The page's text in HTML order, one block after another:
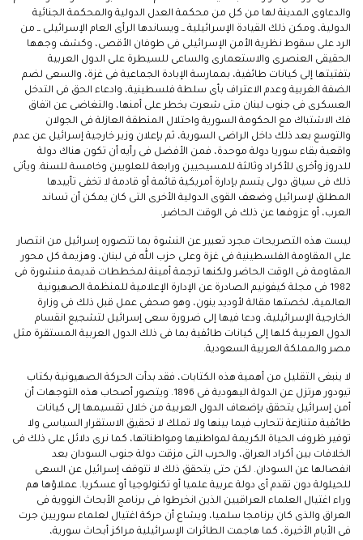
والدعاوى المدينة لها من كل من محكمة العدل الدولية والمحكمة الجنائية
الدولية، ومكن ذلك القيادة الإسرائيلية ــ ويساندها الرأى العام الإسرائيلى ــ من
الرد على سقوط نظرية الأمن الإسرائيلى فى طوفان الأقصى، وكشف وجهها
الحقيقى العنصرى والاستعمارى والساعى للسيطرة على الدول العربية
بتفتيتها إلى كيانات طائفية، بممارسة الإبادة الجماعية فى غزة، والسعى لضم
الضفة الغربية وعدم الاعتراف بأى سلطة فلسطينية، وادعاء الحق فى التدخل
العسكرى فى جنوب لبنان متى شعرت بخطر على أمنها، والتغاضى عن اتفاق
فك الاشتباك مع الحكومة السورية واحتلال المنطقة العازلة فى الجولان
والتوسع بعد ذلك داخل الراضى السورية، ثم بإعلان وزير خارجية إسرائيل عن عدم
واقعية بقاء سوريا دولة موحدة، فمن الأفضل فى رأيه أن تكون هناك دولة
للدروز وأخرى للأكراد وثالثة للمسيحيين ورابعة للعلويين وخامسة للسنة. ويأتى
ذلك فى سياق دولى يتسم بإدارة أمريكية قائمة أو قادمة لا تخفى تأييدها
المطلق لإسرائيل وضعف القوى الدولية الأخرى التى كان يمكن أن تساند
العرب، أو عزوفها عن ذلك فى الوقت الحاضر.
‎ليست هذه التصريحات مجرد تعبير عن النشوة بما تتصوره إسرائيل من انتصار
على المقاومة الفلسطينية فى غزة وعلى حزب الله فى لبنان، وهزيمة كل محور
المقاومة فى الوقت الحاضر ولكنها ترجمة أمينة لمخططات قديمة منشورة فى
1982 فى مجلة كيفونيم الصادرة عن الإدارة الإعلامية للمنظمة الصهيونية
العالمية، لخصتها مقالة لأوديد ينون، وهو صحفى عمل قبل ذلك فى وزارة
الخارجية الإسرائيلية، ودعا فيها إلى ضرورة سعى إسرائيل لتشجيع انقسام
الدول العربية كلها إلى كيانات طائفية بما فى ذلك الدول العربية المستقرة مثل
مصر والمملكة العربية السعودية.
لا ينبغى التقليل من أهمية هذه الكتابات، فقد بدأت الحركة الصهيونية بكتاب
تيودور هرتزل عن الدولة اليهودية فى 1896. ويتصور أصحاب هذه التوجهات أن
أمن إسرائيل يتحقق بإضعاف الدول العربية من خلال تقسيمها إلى كيانات
طائفية متنازعة تتحارب فيما بينها ولا تملك لا تحقيق الاستقرار السياسى ولا
توفير ظروف الحياة الكريمة لمواطنيها ومواطناتها، كما نرى دلائل على ذلك فى
الخلافات بين أكراد العراق، والحرب التى مزقت دولة جنوب السودان بعد
انفصالها عن السودان. لكن حتى يتحقق ذلك لا تتوقف إسرائيل عن السعى
للحيلولة دون تقدم أى دولة عربية علميا أو تكنولوجيا أو عسكريا. عملاؤها هم
وراء اغتيال العلماء العراقيين الذين انخرطوا فى برنامج الأبحاث النووية فى
العراق والذى كان برنامجا سلميا، ويشاع أن حركة اغتيال لعلماء سوريين جرت
فى الأيام الأخيرة، كما هاجمت الطائرات الإسرائيلية مراكز أبحاث سورية،